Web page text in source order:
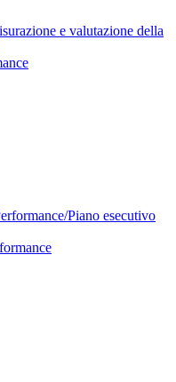
e valutazione della
Piano esecutivo